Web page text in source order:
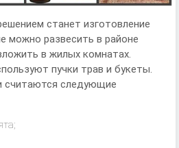
станет изготовление
можно развесить в районе
в жилых комнатах.
пучки трав и букеты.
считаются следующие